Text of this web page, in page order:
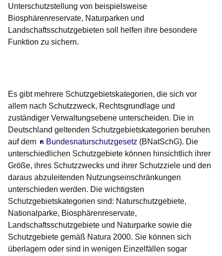
Unterschutzstellung von beispielsweise
Biosphärenreservate, Naturparken und
Landschaftsschutzgebieten soll helfen ihre besondere
Funktion zu sichern.
Es gibt mehrere Schutzgebietskategorien, die sich vor
allem nach Schutzzweck, Rechtsgrundlage und
zuständiger Verwaltungsebene unterscheiden. Die in
Deutschland geltenden Schutzgebietskategorien beruhen
auf dem
Bundesnaturschutzgesetz
Öffnet sich in einem neuen Fenster(BNatSchG). Die
unterschiedlichen Schutzgebiete können hinsichtlich ihrer
Größe, ihres Schutzzwecks und ihrer Schutzziele und den
daraus abzuleitenden Nutzungseinschränkungen
unterschieden werden. Die wichtigsten
Schutzgebietskategorien sind: Naturschutzgebiete,
Nationalparke, Biosphärenreservate,
Landschaftsschutzgebiete und Naturparke sowie die
Schutzgebiete gemäß Natura 2000. Sie können sich
überlagern oder sind in wenigen Einzelfällen sogar